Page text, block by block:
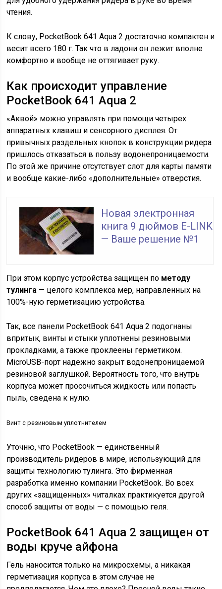
чтения.
К слову, PocketBook 641 Aqua 2 достаточно компактен и
весит всего 180 г. Так что в ладони он лежит вполне
комфортно и вообще не оттягивает руку.
Как происходит управление
PocketBook 641 Aqua 2
«Аквой» можно управлять при помощи четырех
аппаратных клавиш и сенсорного дисплея. От
привычных раздельных кнопок в конструкции ридера
пришлось отказаться в пользу водонепроницаемости.
По этой же причине отсутствует слот для карты памяти
и вообще какие-либо «дополнительные» отверстия.
Новая электронная
книга 9 дюймов E-LINK
— Ваше решение №1
При этом корпус устройства защищен по методу
тулинга — целого комплекса мер, направленных на
100%-ную герметизацию устройства.
Так, все панели PocketBook 641 Aqua 2 подогнаны
впритык, винты и стыки уплотнены резиновыми
прокладками, а также проклеены герметиком.
MicroUSB-порт надежно закрыт водонепроницаемой
резиновой заглушкой. Вероятность того, что внутрь
корпуса может просочиться жидкость или попасть
пыль, сведена к нулю.
Винт с резиновым уплотнителем
Уточню, что PocketBook — единственный
производитель ридеров в мире, использующий для
защиты технологию тулинга. Это фирменная
разработка именно компании PocketBook. Во всех
других «защищенных» читалках практикуется другой
способ защиты от воды — с помощью геля.
PocketBook 641 Aqua 2 защищен от
воды круче айфона
Гель наносится только на микросхемы, а никакая
герметизация корпуса в этом случае не